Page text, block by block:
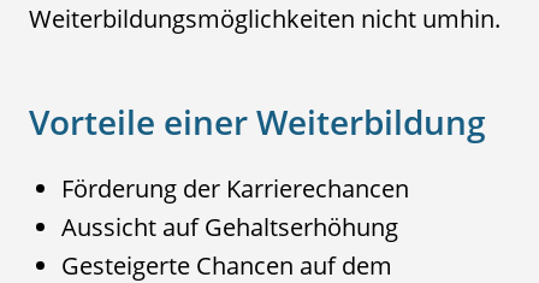
Weiterbildungsmöglichkeiten nicht umhin.
Vorteile einer Weiterbildung
Förderung der Karrierechancen
Aussicht auf Gehaltserhöhung
Gesteigerte Chancen auf dem